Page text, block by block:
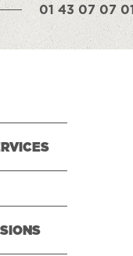
01 43 07 07 01